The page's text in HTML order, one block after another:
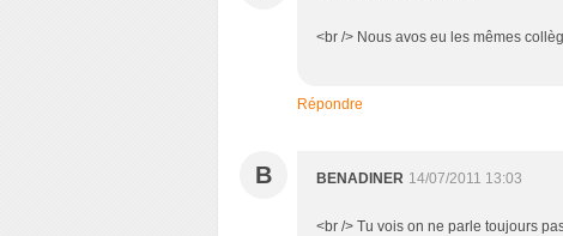
<br /> Nous avos eu les mêmes
Répondre
B BENADINER 14/07/2011 13:03
<br /> Tu vois on ne parle toujours